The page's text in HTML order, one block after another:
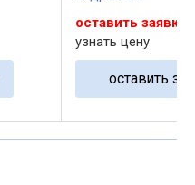
оставить заявку
узнать цену
оставить